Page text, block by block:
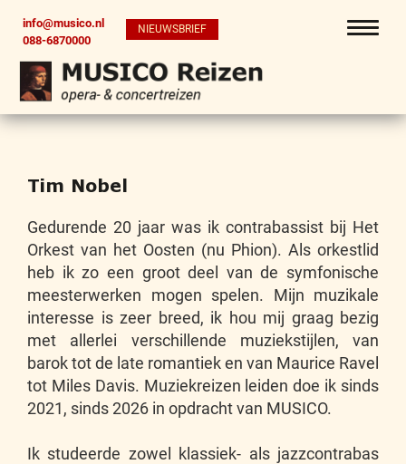
info@musico.nl
088-6870000
NIEUWSBRIEF
Tim Nobel
Gedurende 20 jaar was ik contrabassist bij Het
Orkest van het Oosten (nu Phion). Als orkestlid
heb ik zo een groot deel van de symfonische
meesterwerken mogen spelen. Mijn muzikale
interesse is zeer breed, ik hou mij graag bezig
met allerlei verschillende muziekstijlen, van
barok tot de late romantiek en van Maurice Ravel
tot Miles Davis. Muziekreizen leiden doe ik sinds
2021, sinds 2026 in opdracht van MUSICO.
Ik studeerde zowel klassiek- als jazzcontrabas